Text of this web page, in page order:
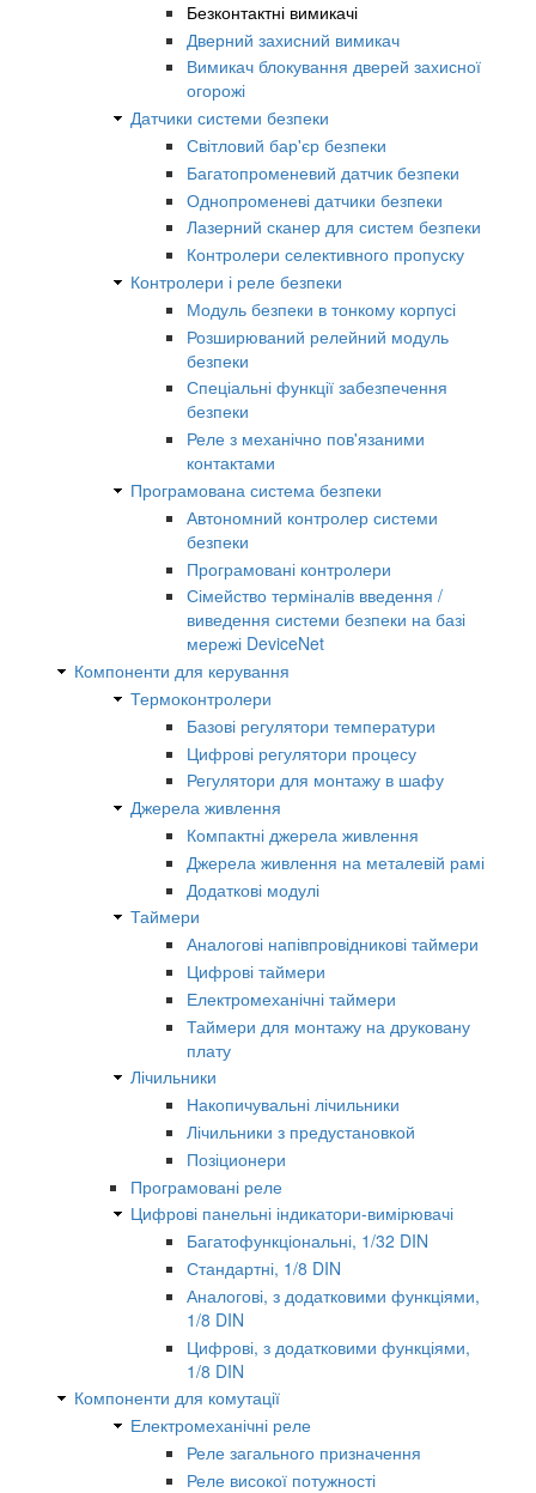
Безконтактні вимикачі
Дверний захисний вимикач
Вимикач блокування дверей захисної
огорожі
Датчики системи безпеки
Світловий бар'єр безпеки
Багатопроменевий датчик безпеки
Однопроменеві датчики безпеки
Лазерний сканер для систем безпеки
Контролери селективного пропуску
Контролери і реле безпеки
Модуль безпеки в тонкому корпусі
Розширюваний релейний модуль
безпеки
Спеціальні функції забезпечення
безпеки
Реле з механічно пов'язаними
контактами
Програмована система безпеки
Автономний контролер системи
безпеки
Програмовані контролери
Сімейство терміналів введення /
виведення системи безпеки на базі
мережі DeviceNet
Компоненти для керування
Термоконтролери
Базові регулятори температури
Цифрові регулятори процесу
Регулятори для монтажу в шафу
Джерела живлення
Компактні джерела живлення
Джерела живлення на металевій рамі
Додаткові модулі
Таймери
Аналогові напівпровідникові таймери
Цифрові таймери
Електромеханічні таймери
Таймери для монтажу на друковану
плату
Лічильники
Накопичувальні лічильники
Лічильники з предустановкой
Позіционери
Програмовані реле
Цифрові панельні індикатори-вимірювачі
Багатофункціональні, 1/32 DIN
Стандартні, 1/8 DIN
Аналогові, з додатковими функціями,
1/8 DIN
Цифрові, з додатковими функціями,
1/8 DIN
Компоненти для комутації
Електромеханічні реле
Реле загального призначення
Реле високої потужності